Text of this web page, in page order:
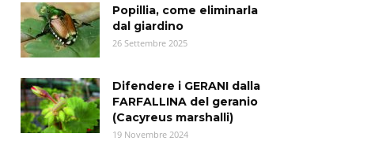
Popillia, come eliminarla
dal giardino
26 Settembre 2025
Difendere i GERANI dalla
FARFALLINA del geranio
(Cacyreus marshalli)
19 Novembre 2024